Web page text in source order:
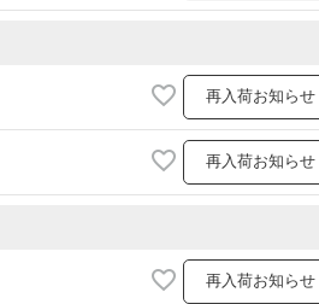
再入荷お知らせ
再入荷お知らせ
再入荷お知らせ